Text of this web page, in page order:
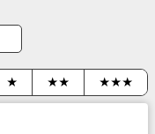
★ ★★ ★★★